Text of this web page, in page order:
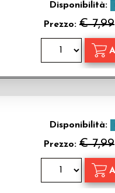
Disponibilità:
Prezzo: € 7,99
Disponibilità:
Prezzo: € 7,99